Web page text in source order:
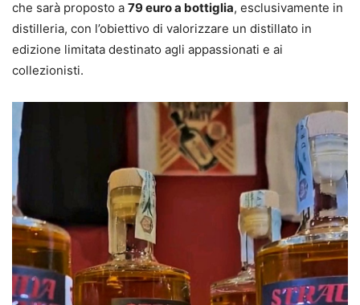
che sarà proposto a 79 euro a bottiglia, esclusivamente in
distilleria, con l’obiettivo di valorizzare un distillato in
edizione limitata destinato agli appassionati e ai
collezionisti.